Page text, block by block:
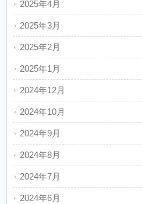
2025年4月
2025年3月
2025年2月
2025年1月
2024年12月
2024年10月
2024年9月
2024年8月
2024年7月
2024年6月